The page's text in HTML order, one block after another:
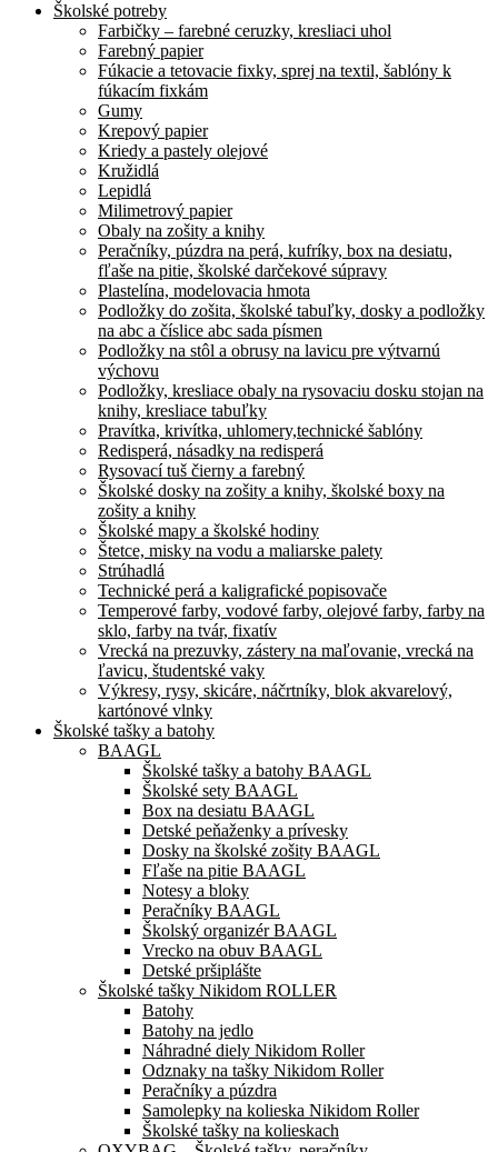
Školské potreby
Farbičky – farebné ceruzky, kresliaci uhol
Farebný papier
Fúkacie a tetovacie fixky, sprej na textil, šablóny k
fúkacím fixkám
Gumy
Krepový papier
Kriedy a pastely olejové
Kružidlá
Lepidlá
Milimetrový papier
Obaly na zošity a knihy
Peračníky, púzdra na perá, kufríky, box na desiatu,
fľaše na pitie, školské darčekové súpravy
Plastelína, modelovacia hmota
Podložky do zošita, školské tabuľky, dosky a podložky
na abc a číslice abc sada písmen
Podložky na stôl a obrusy na lavicu pre výtvarnú
výchovu
Podložky, kresliace obaly na rysovaciu dosku stojan na
knihy, kresliace tabuľky
Pravítka, krivítka, uhlomery,technické šablóny
Redisperá, násadky na redisperá
Rysovací tuš čierny a farebný
Školské dosky na zošity a knihy, školské boxy na
zošity a knihy
Školské mapy a školské hodiny
Štetce, misky na vodu a maliarske palety
Strúhadlá
Technické perá a kaligrafické popisovače
Temperové farby, vodové farby, olejové farby, farby na
sklo, farby na tvár, fixatív
Vrecká na prezuvky, zástery na maľovanie, vrecká na
ľavicu, študentské vaky
Výkresy, rysy, skicáre, náčrtníky, blok akvarelový,
kartónové vlnky
Školské tašky a batohy
BAAGL
Školské tašky a batohy BAAGL
Školské sety BAAGL
Box na desiatu BAAGL
Detské peňaženky a prívesky
Dosky na školské zošity BAAGL
Fľaše na pitie BAAGL
Notesy a bloky
Peračníky BAAGL
Školský organizér BAAGL
Vrecko na obuv BAAGL
Detské pršiplášte
Školské tašky Nikidom ROLLER
Batohy
Batohy na jedlo
Náhradné diely Nikidom Roller
Odznaky na tašky Nikidom Roller
Peračníky a púzdra
Samolepky na kolieska Nikidom Roller
Školské tašky na kolieskach